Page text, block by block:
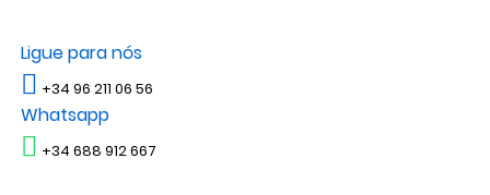
Ligue para nós
+34 96 211 06 56
Whatsapp
+34 688 912 667